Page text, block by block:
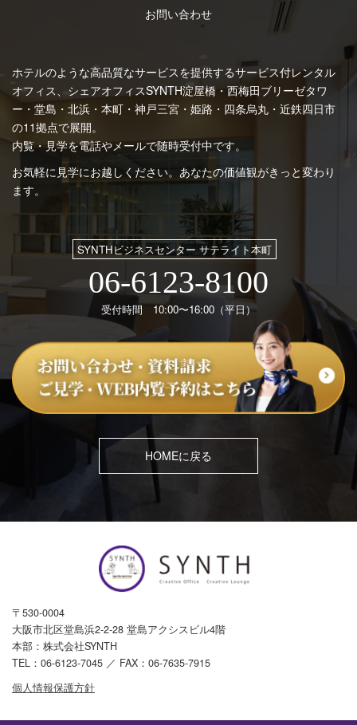
お問い合わせ
ホテルのような高品質なサービスを提供するサービス付レンタル
オフィス、シェアオフィスSYNTH淀屋橋・西梅田ブリーゼタワ
ー・堂島・北浜・本町・神戸三宮・姫路・四条烏丸・近鉄四日市
の11拠点で展開。
内覧・見学を電話やメールで随時受付中です。
お気軽に見学にお越しください。あなたの価値観がきっと変わり
ます。
SYNTHビジネスセンター サテライト本町
06-6123-8100
受付時間 10:00〜16:00（平日）
HOMEに戻る
〒530-0004
大阪市北区堂島浜2-2-28 堂島アクシスビル4階
本部：株式会社SYNTH
TEL： 06-6123-7045 ／ FAX：06-7635-7915
個人情報保護方針